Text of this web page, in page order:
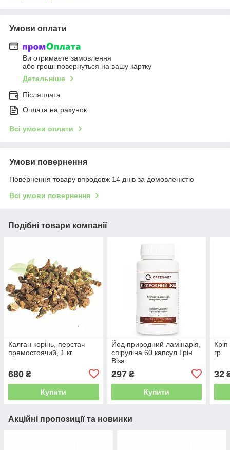
Умови оплати
Ви отримаєте замовлення
або гроші повернуться на вашу картку
Детальніше
Післяплата
Оплата на рахунок
Всі умови оплати
Умови повернення
Повернення товару впродовж 14 днів за домовленістю
Всі умови повернення
Подібні товари компанії
Калган корінь, перстач
прямостоячий, 1 кг.
680 ₴
Купити
Йод природний ламінарія,
спіруліна 60 капсул Грін
Віза
297₴
Купити
гр
32
Акційні пропозиції та новинки